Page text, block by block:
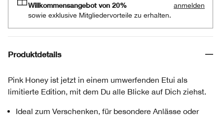
Willkommensangebot von 20%
sowie exklusive Mitgliedervorteile zu erhalten.
anmelden
Produktdetails
Pink Honey ist jetzt in einem umwerfenden Etui als
limitierte Edition, mit dem Du alle Blicke auf Dich ziehst.
Ideal zum Verschenken, für besondere Anlässe oder